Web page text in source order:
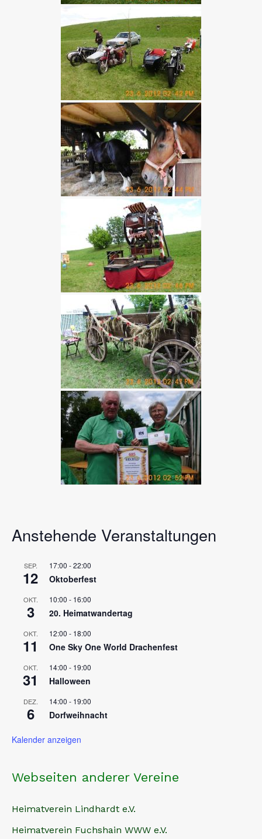
Anstehende Veranstaltungen
SEP.
12
17:00 -22:00
Oktoberfest
OKT.
3
10:00 - 16:00
20. Heimatwandertag
OKT.
11
12:00 - 18:00
One Sky One World Drachenfest
OKT.
31
14:00 - 19:00
Halloween
DEZ.
6
14:00 - 19:00
Dorfweihnacht
Kalender anzeigen
Webseiten anderer Vereine
Heimatverein Lindhardt e.V.
Heimatverein Fuchshain WWW e.V.